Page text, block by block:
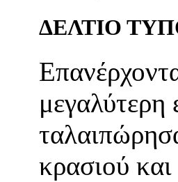
ΔΕΛΤΙΟ
κρασιού